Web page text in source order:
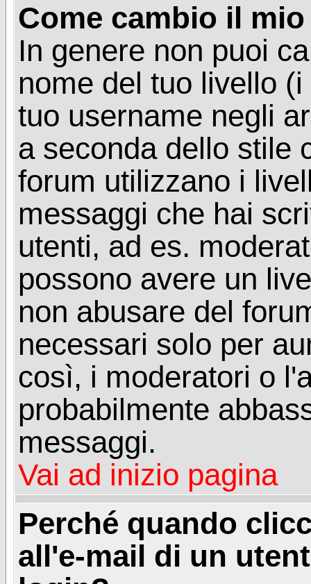
Come cambio il
In genere non puoi
nome del tuo livello
tuo username negli
a seconda dello stile
forum utilizzano i
messaggi che hai
utenti, ad es.
possono avere un
non abusare del
necessari solo per
così, i moderatori o
probabilmente
messaggi.
Vai ad inizio pagina
Perché quando
all'e-mail di un